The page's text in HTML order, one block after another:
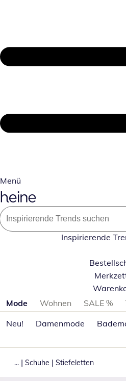
Menü
Inspirierende
Produktkategorien
Mode Wohnen SALE %
Neu!
Damenmode
... | Schuhe | Stiefeletten